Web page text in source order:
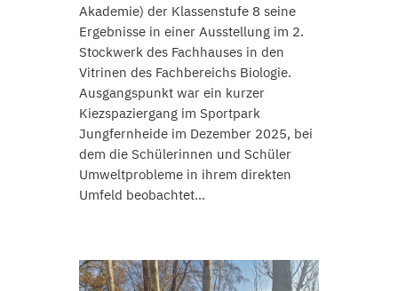
Akademie) der Klassenstufe 8 seine
Ergebnisse in einer Ausstellung im 2.
Stockwerk des Fachhauses in den
Vitrinen des Fachbereichs Biologie.
Ausgangspunkt war ein kurzer
Kiezspaziergang im Sportpark
Jungfernheide im Dezember 2025, bei
dem die Schülerinnen und Schüler
Umweltprobleme in ihrem direkten
Umfeld beobachtet…